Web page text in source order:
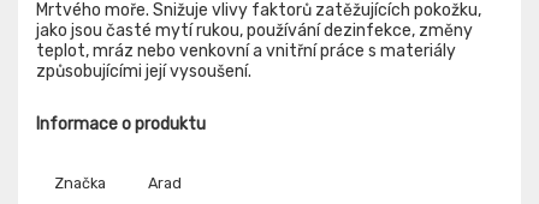
Mrtvého moře. Snižuje vlivy faktorů zatěžujících pokožku,
jako jsou časté mytí rukou, používání dezinfekce, změny
teplot, mráz nebo venkovní a vnitřní práce s materiály
způsobujícími její vysoušení.
Informace o produktu
Značka Arad